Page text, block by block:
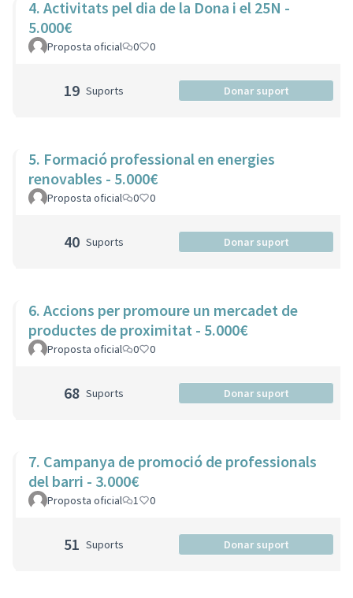
4. Activitats pel dia de la Dona i el 25N -
5.000€
Proposta oficial 0 0
19 Suports Donar suport
5. Formació professional en energies
renovables - 5.000€
Proposta oficial 0 0
40 Suports Donar suport
6. Accions per promoure un mercadet de
productes de proximitat - 5.000€
Proposta oficial 0 0
68 Suports Donar suport
7. Campanya de promoció de professionals
del barri - 3.000€
Proposta oficial 1 0
51 Suports Donar suport